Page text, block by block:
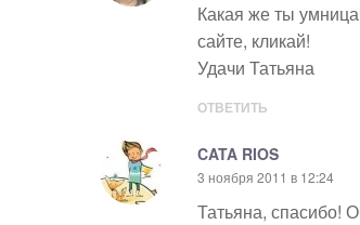
Какая же ты
сайте, кликай!
Удачи Татьяна
ОТВЕТИТЬ
CATA RIOS
3 ноября 2011 в 12:24
Татьяна, спасибо!